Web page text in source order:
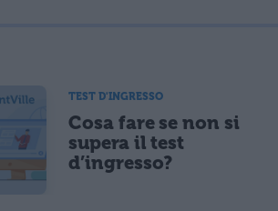
email) per il prossimo commento.
automatizzate o tradizionali
TEST D'INGRESSO
Cosa fare se non si
supera il test
d’ingresso?